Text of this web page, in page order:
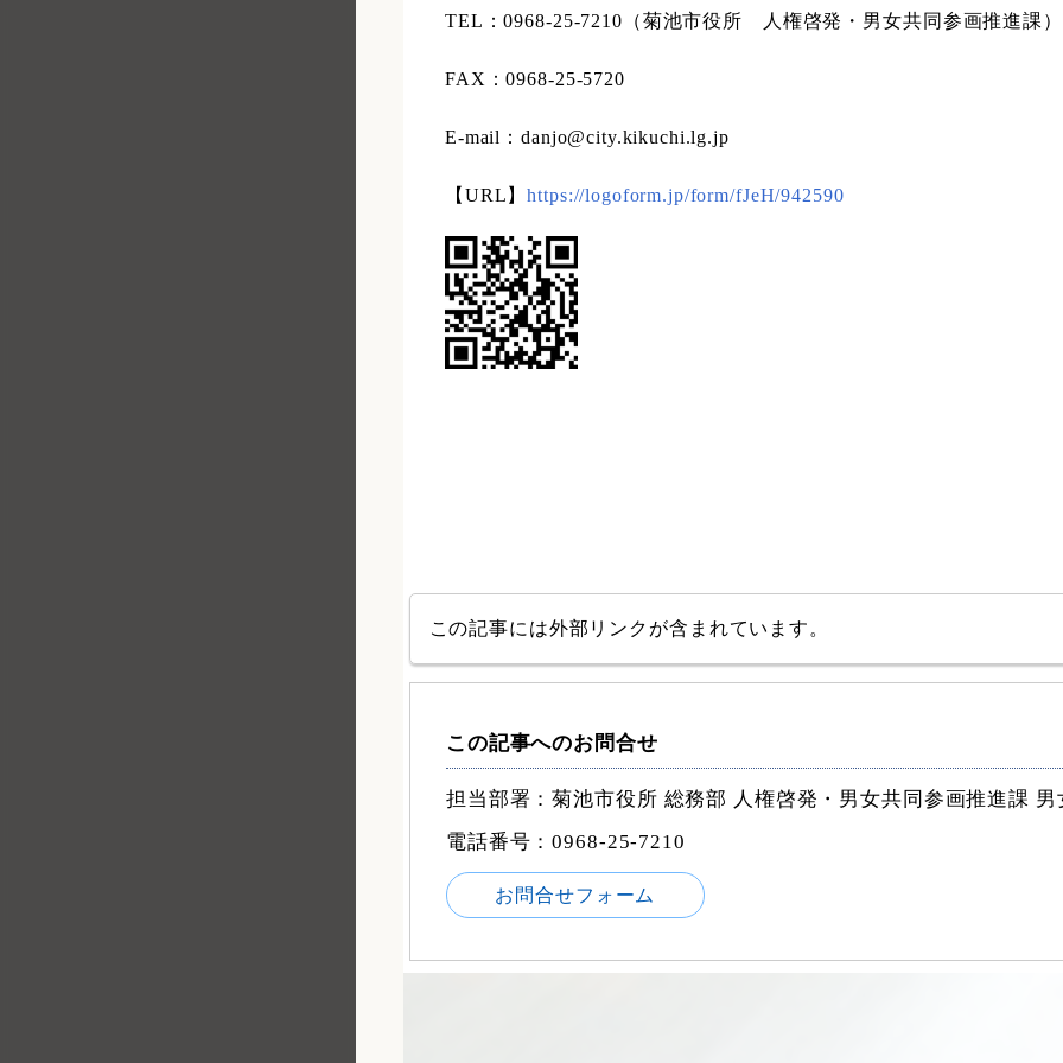
TEL：0968-25-7210（菊池市役所 人権啓発・男女共同参画推進課
FAX：0968-25-5720
E-mail：danjo@city.kikuchi.lg.jp
【URL】https://logoform.jp/form/fJeH/942590
この記事には外部リンクが含まれています。
この記事へのお問合せ
担当部署：菊池市役所 総務部 人権啓発・男女共同参画推進課
電話番号：0968-25-7210
お問合せフォーム